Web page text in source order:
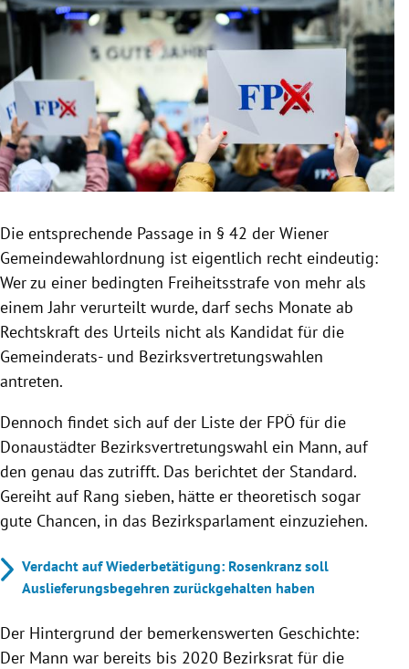
Untermenü
Untermenü
Untermenü
Untermenü
Die entsprechende Passage in § 42 der Wiener
Gemeindewahlordnung ist eigentlich recht eindeutig:
Wer zu einer bedingten Freiheitsstrafe von mehr als
einem Jahr verurteilt wurde, darf sechs Monate ab
Rechtskraft des Urteils nicht als Kandidat für die
Gemeinderats- und Bezirksvertretungswahlen
antreten.
Dennoch findet sich auf der Liste der FPÖ für die
Donaustädter Bezirksvertretungswahl ein Mann, auf
den genau das zutrifft. Das berichtet der Standard.
Gereiht auf Rang sieben, hätte er theoretisch sogar
gute Chancen, in das Bezirksparlament einzuziehen.
Verdacht auf Wiederbetätigung: Rosenkranz soll
Auslieferungsbegehren zurückgehalten haben
Der Hintergrund der bemerkenswerten Geschichte:
Der Mann war bereits bis 2020 Bezirksrat für die